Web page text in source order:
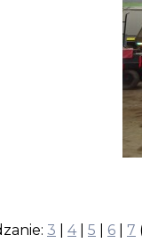
3 4| 5 6 7